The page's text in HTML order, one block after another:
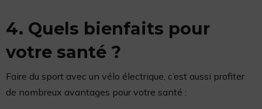
4. Quels bienfaits pour
votre santé ?
Faire du sport avec un vélo électrique, c’est aussi profiter
de nombreux avantages pour votre santé :